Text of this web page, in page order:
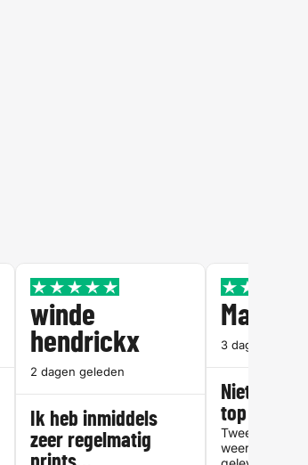
winde
hendrickx
2 dagen geleden
Ik heb inmiddels
zeer regelmatig
Martine
3 dagen
Niet
top service
Tweede
weer zeer